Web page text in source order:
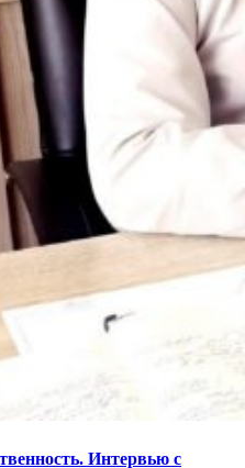
Интервью с